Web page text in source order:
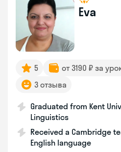
Eva
5 от 3190 ₽ за
3 отзыва
Graduated from Kent
Linguistics
Received a Cambridge
English language